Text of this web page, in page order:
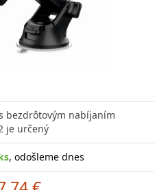
bezdrôtovým nabíjaním
je určený
, odošleme dnes